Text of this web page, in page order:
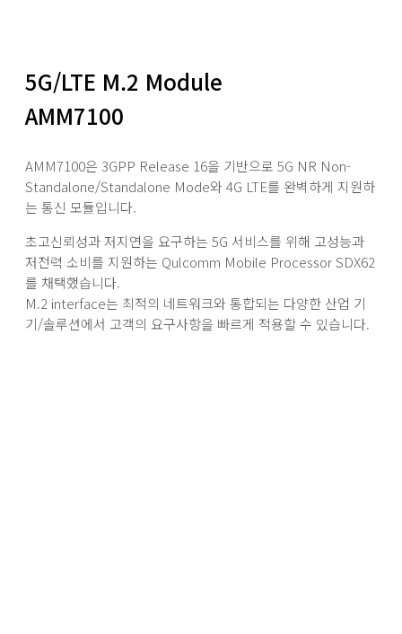
5G/LTE M.2 Module
AMM7100
AMM7100은 3GPP Release 16을 기반으로 5G NR Non-
Standalone/Standalone Mode와 4G LTE를 완벽하게 지원하
는 통신 모듈입니다.
초고신뢰성과 저지연을 요구하는 5G 서비스를 위해 고성능과
저전력 소비를 지원하는 Qulcomm Mobile Processor SDX62
를 채택했습니다.
M.2 interface는 최적의 네트워크와 통합되는 다양한 산업 기
기/솔루션에서 고객의 요구사항을 빠르게 적용할 수 있습니다.